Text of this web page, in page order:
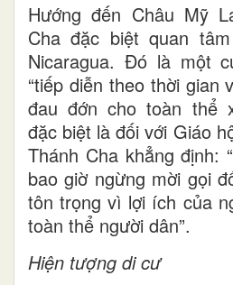
Hướng đến Châu Mỹ
Cha đặc biệt quan
Nicaragua. Đó là một
“tiếp diễn theo thời gian
đau đớn cho toàn thể
đặc biệt là đối với Giáo
Thánh Cha khẳng định:
bao giờ ngừng mời gọi
tôn trọng vì lợi ích của
toàn thể người dân”.
Hiện tượng di cư